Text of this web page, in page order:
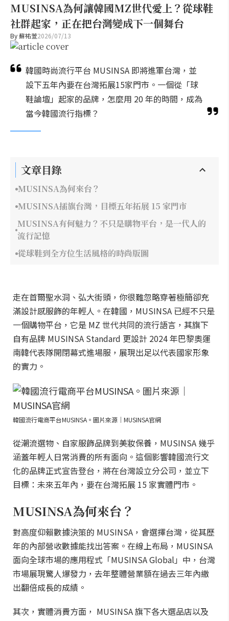
MUSINSA為何讓韓國MZ世代愛上？從球鞋
社群起家，正在把台灣變成下一個舞台
By蘇祐萱2026/07/13
韓國時尚流行平台 MUSINSA 即將進軍台灣，並
設下五年內要在台灣拓展15家門市。一個從「球
鞋論壇」起家的品牌，怎麼用 20 年的時間，成為
當今韓國流行指標？
文章目錄
MUSINSA為何來台？
MUSINSA插旗台灣，目標五年拓展 15 家門市
MUSINSA有何魅力？不只是購物平台，是一代人的
流行記憶
從球鞋到全方位生活風格的時尚版圖
走在首爾聖水洞、弘大街頭，你很難忽略穿著極簡卻充
滿設計感服飾的年輕人。在韓國，MUSINSA 已經不只是
一個購物平台，它是 MZ 世代共同的流行語言，其旗下
自有品牌 MUSINSA Standard 更設計 2024 年巴黎奧運
南韓代表隊開閉幕式進場服，展現出足以代表國家形象
的實力。
韓國流行電商平台MUSINSA。圖片來源｜MUSINSA官網
從潮流選物、自家服飾品牌到美妝保養，MUSINSA 幾乎
涵蓋年輕人日常消費的所有面向。這個影響韓國流行文
化的品牌正式宣告登台，將在台灣設立分公司，並立下
目標：未來五年內，要在台灣拓展 15 家實體門市。
MUSINSA為何來台？
對高度仰賴數據決策的 MUSINSA，會選擇台灣，從其歷
年的內部營收數據能找出答案。在線上布局，MUSINSA
面向全球市場的應用程式「MUSINSA Global」中，台灣
市場展現驚人爆發力，去年整體營業額在過去三年內繳
出翻倍成長的成績。
其次，實體消費方面， MUSINSA 旗下各大選品店以及